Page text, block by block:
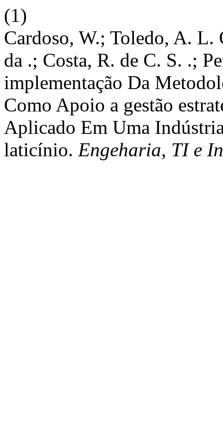
(1)
Cardoso, W.; Toledo, A.
da .; Costa, R. de C. S. .;
implementação Da
Como Apoio a gestão
Aplicado Em Uma
laticínio. Engeharia, TI e